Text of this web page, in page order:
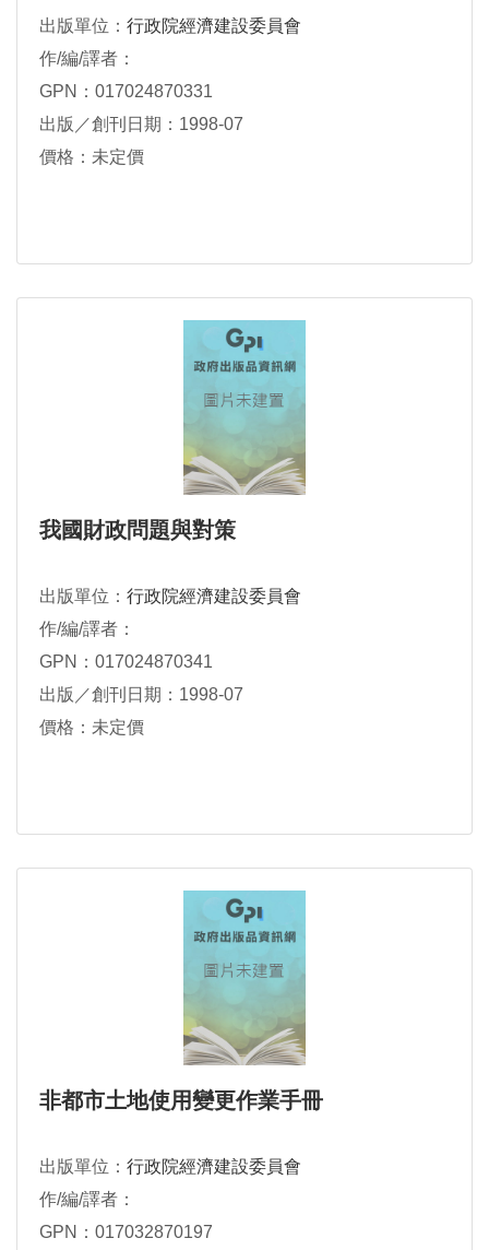
出版單位： 行政院經濟建設委員會
作/編/譯者：
GPN：017024870331
出版／創刊日期：1998-07
價格：未定價
我國財政問題與對策
出版單位： 行政院經濟建設委員會
作/編/譯者：
GPN：017024870341
出版／創刊日期：1998-07
價格：未定價
非都市土地使用變更作業手冊
出版單位： 行政院經濟建設委員會
作/編/譯者：
GPN：017032870197